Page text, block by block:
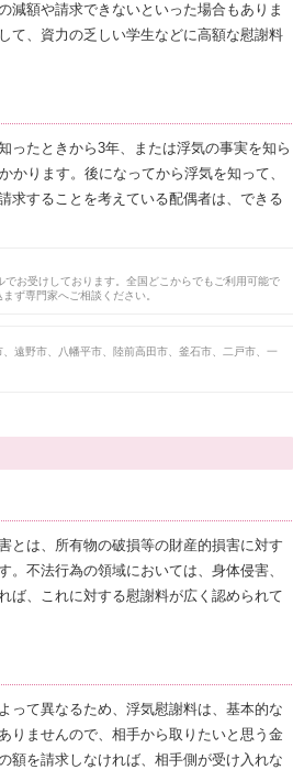
減額や請求できないといった場合もありま
て、資力の乏しい学生などに高額な慰謝料
ったときから3年、または浮気の事実を知ら
ります。後になってから浮気を知って、
求することを考えている配偶者は、できる
お受けしております。全国どこからでもご利用可能で
ず専門家へご相談ください。
遠野市、八幡平市、陸前高田市、釜石市、二戸市、一
とは、所有物の破損等の財産的損害に対す
不法行為の領域においては、身体侵害、
ば、これに対する慰謝料が広く認められて
って異なるため、浮気慰謝料は、基本的な
りませんので、相手から取りたいと思う金
額を請求しなければ、相手側が受け入れな